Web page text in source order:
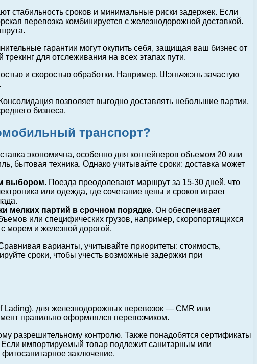
стабильность сроков и минимальные риски задержек. Если
перевозка комбинируется с железнодорожной доставкой.
гарантии могут окупить себя, защищая ваш бизнес от
для отслеживания на всех этапах пути.
и скоростью обработки. Например, Шэньчжэнь зачастую
позволяет выгодно доставлять небольшие партии,
бизнеса.
транспорт?
экономична, особенно для контейнеров объемом 20 или
бытовая техника. Однако учитывайте сроки: доставка может
выбором. Поезда преодолевают маршрут за 15-30 дней, что
или одежда, где сочетание цены и сроков играет
мелких партий в срочном порядке. Он обеспечивает
или специфических грузов, например, скоропортящихся
морем и железной дорогой.
варианты, учитывайте приоритеты: стоимость,
сроки, чтобы учесть возможные задержки при
Lading), для железнодорожных перевозок — CMR или
правильно оформлялся перевозчиком.
разрешительному контролю. Также понадобятся сертификаты
импортируемый товар подлежит санитарным или
заключение.